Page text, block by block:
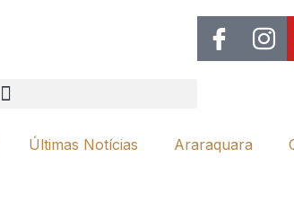
Últimas Notícias Araraquara